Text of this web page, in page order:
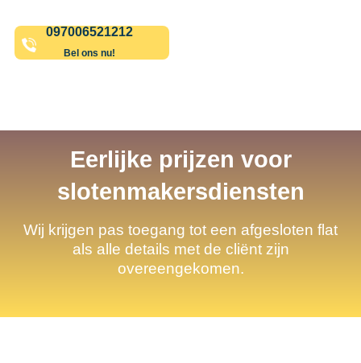
097006521212
Bel ons nu!
Eerlijke prijzen voor
slotenmakersdiensten
Wij krijgen pas toegang tot een afgesloten flat
als alle details met de cliënt zijn
overeengekomen.